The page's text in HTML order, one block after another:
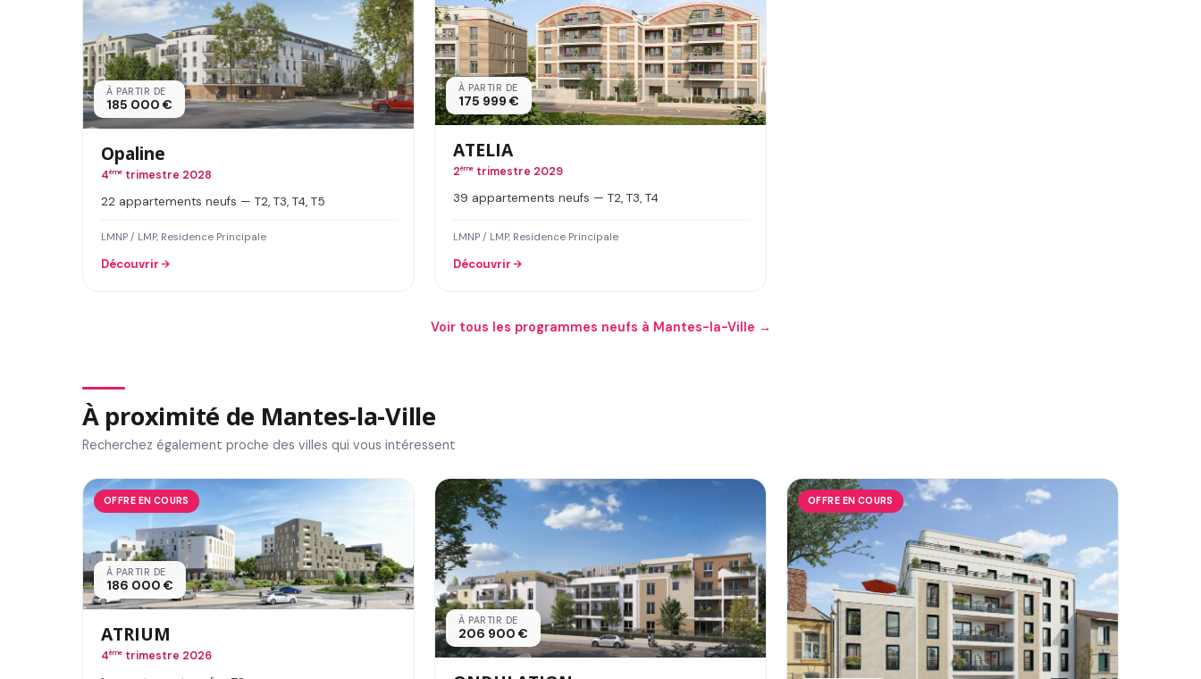
À PARTIR DE
185 000 €
Opaline
4ème trimestre 2028
22 appartements neufs — T2, T3, T4, T5
LMNP / LMP, Residence Principale
Découvrir
À PARTIR DE
175 999 €
ATELIA
2ème trimestre 2029
39 appartements neufs — T2, T3, T4
LMNP / LMP, Residence Principale
Découvrir
Voir tous les programmes neufs à Mantes-la-Ville →
À proximité de Mantes-la-Ville
Recherchez également proche des villes qui vous intéressent
OFFRE EN COURS
À PARTIR DE
186 000 €
ATRIUM
4ème trimestre 2026
À PARTIR DE
206 900 €
OFFRE EN COURS